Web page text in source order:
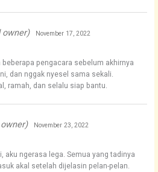
owner) November 17, 2022
pengacara sebelum akhirnya
dan nggak nyesel sama sekali.
ramah, dan selalu siap bantu.
November 23, 2022
aku ngerasa lega. Semua yang tadinya
akal setelah dijelasin pelan-pelan.